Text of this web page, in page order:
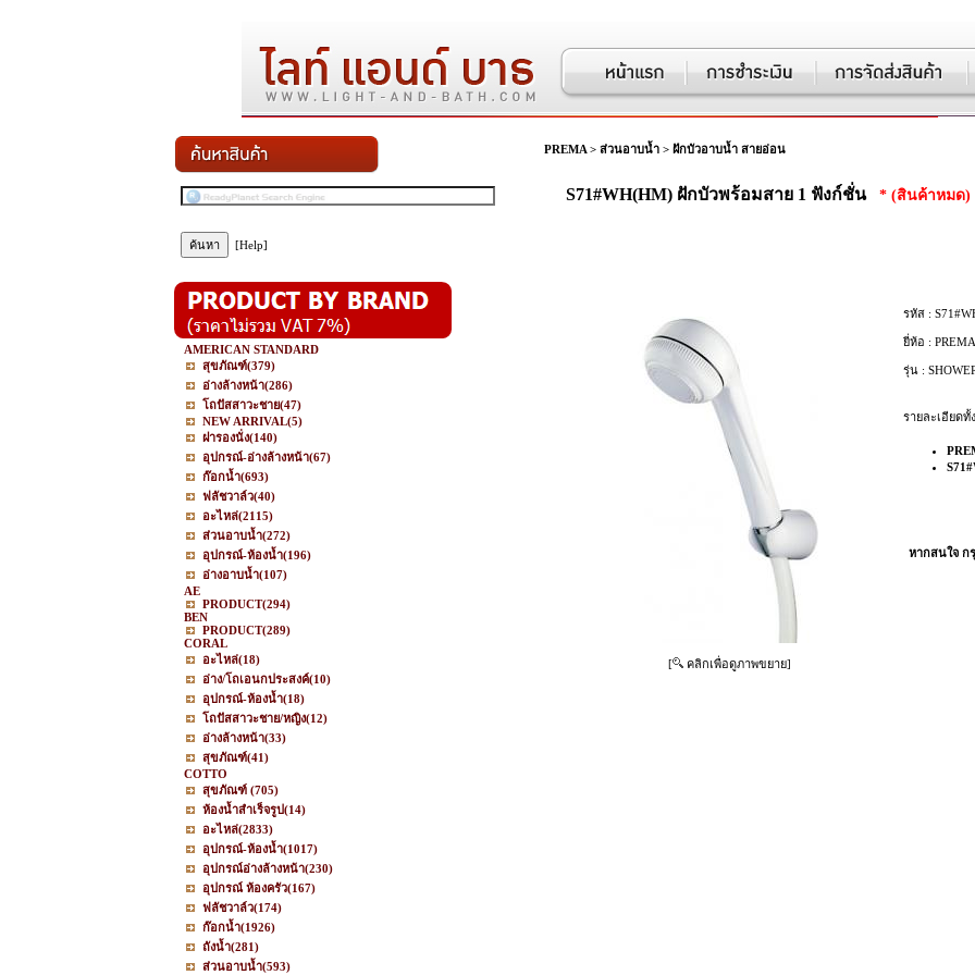
[Help]
AMERICAN STANDARD
สุขภัณฑ์(379)
อ่างล้างหน้า(286)
โถปัสสาวะชาย(47)
NEW ARRIVAL(5)
ฝารองนั่ง(140)
อุปกรณ์-อ่างล้างหน้า(67)
ก๊อกน้ำ(693)
ฟลัชวาล์ว(40)
อะไหล่(2115)
ส่วนอาบน้ำ(272)
อุปกรณ์-ห้องน้ำ(196)
อ่างอาบน้ำ(107)
AE
PRODUCT(294)
BEN
PRODUCT(289)
CORAL
อะไหล่(18)
อ่าง/โถเอนกประสงค์(10)
อุปกรณ์-ห้องน้ำ(18)
โถปัสสาวะชาย/หญิง(12)
อ่างล้างหน้า(33)
สุขภัณฑ์(41)
COTTO
สุขภัณฑ์ (705)
ห้องน้ำสำเร็จรูป(14)
อะไหล่(2833)
อุปกรณ์-ห้องน้ำ(1017)
อุปกรณ์อ่างล้างหน้า(230)
อุปกรณ์ ห้องครัว(167)
ฟลัชวาล์ว(174)
ก๊อกน้ำ(1926)
ถังน้ำ(281)
ส่วนอาบน้ำ(593)
PREMA > ส่วนอาบน้ำ > ฝักบัวอาบน้ำ สายอ่อน
S71#WH(HM) ฝักบัวพร้อมสาย 1 ฟังก์ชั่น * (สินค้าหมด)
[ คลิกเพื่อดูภาพขยาย]
รหัส :
ยี่ห้อ : PREMA
รุ่น :
รายละเอียดทั้
หากสนใจ ก